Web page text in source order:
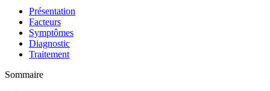
Présentation
Facteurs
Symptômes
Diagnostic
Traitement
Sommaire